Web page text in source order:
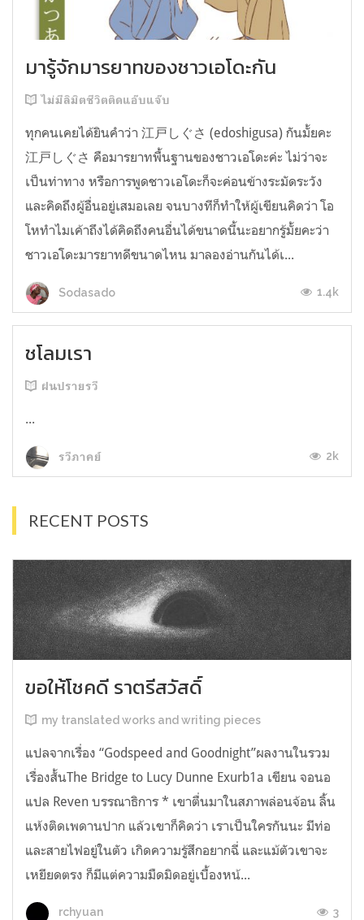
มารู้จักมารยาทของชาวเอโดะกัน
ไม่มีลิมิตชีวิตติดแอ๊บแจ๊บ
ทุกคนเคยได้ยินคำว่า 江戸しぐさ (edoshigusa) กันมั้ยคะ
江戸しぐさ คือมารยาทพื้นฐานของชาวเอโดะค่ะ ไม่ว่าจะ
เป็นท่าทาง หรือการพูดชาวเอโดะก็จะค่อนข้างระมัดระวัง
และคิดถึงผู้อื่นอยู่เสมอเลย จนบางทีก็ทำให้ผู้เขียนคิดว่า โอ
โหทำไมเค้าถึงได้คิดถึงคนอื่นได้ขนาดนี้นะอยากรู้มั้ยคะว่า
ชาวเอโดะมารยาทดีขนาดไหน มาลองอ่านกันได้เ...
Sodasado 1.4k
ชโลมเรา
ฝนปรายรวี
...
รวีภาคย์ 2k
RECENT POSTS
ขอให้โชคดี ราตรีสวัสดิ์
my translated works and writing pieces
แปลจากเรื่อง “Godspeed and Goodnight”ผลงานในรวม
เรื่องสั้นThe Bridge to Lucy Dunne Exurb1a เขียน จอนอ
แปล Reven บรรณาธิการ * เขาตื่นมาในสภาพล่อนจ้อน ลิ้น
แห้งติดเพดานปาก แล้วเขาก็คิดว่า เราเป็นใครกันนะ มีท่อ
และสายไฟอยู่ในตัว เกิดความรู้สึกอยากฉี่ และแม้ตัวเขาจะ
เหยียดตรง ก็มีแต่ความมืดมิดอยู่เบื้องหน้...
rchyuan 3